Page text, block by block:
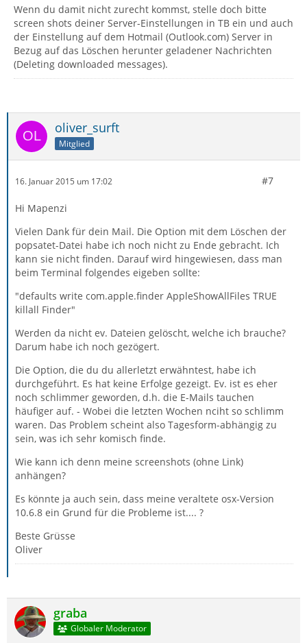
Wenn du damit nicht zurecht kommst, stelle doch bitte
screen shots deiner Server-Einstellungen in TB ein und auch
der Einstellung auf dem Hotmail (Outlook.com) Server in
Bezug auf das Löschen herunter geladener Nachrichten
(Deleting downloaded messages).
oliver_surft
Mitglied
16. Januar 2015 um 17:02 #7
Hi Mapenzi
Vielen Dank für dein Mail. Die Option mit dem Löschen der
popsatet-Datei habe ich noch nicht zu Ende gebracht. Ich
kann sie nicht finden. Darauf wird hingewiesen, dass man
beim Terminal folgendes eigeben sollte:
"defaults write com.apple.finder AppleShowAllFiles TRUE
killall Finder"
Werden da nicht ev. Dateien gelöscht, welche ich brauche?
Darum habe ich noch gezögert.
Die Option, die du du allerletzt erwähntest, habe ich
durchgeführt. Es hat keine Erfolge gezeigt. Ev. ist es eher
noch schlimmer geworden, d.h. die E-Mails tauchen
häufiger auf. - Wobei die letzten Wochen nciht so schlimm
waren. Das Problem scheint also Tagesform-abhängig zu
sein, was ich sehr komisch finde.
Wie kann ich denn meine screenshots (ohne Link)
anhängen?
Es könnte ja auch sein, dass meine veraltete osx-Version
10.6.8 ein Grund für die Probleme ist.... ?
Beste Grüsse
Oliver
graba
Globaler Moderator